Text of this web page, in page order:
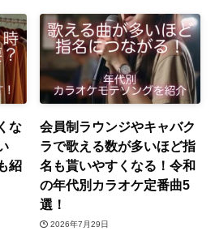
な
紹
会員制ラウンジやキャバク
ラで歌える数が多いほど指
名も貰いやすくなる！令和
の年代別カラオケ定番曲5
選！
2026年7月29日